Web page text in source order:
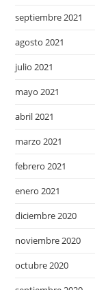
septiembre 2021
agosto 2021
julio 2021
mayo 2021
abril 2021
marzo 2021
febrero 2021
enero 2021
diciembre 2020
noviembre 2020
octubre 2020